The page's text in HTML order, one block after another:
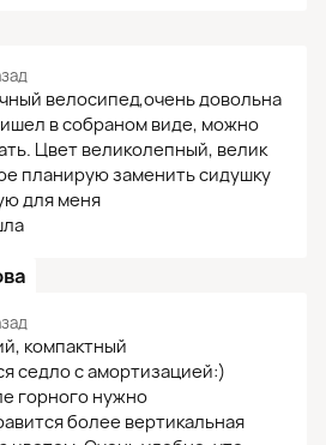
велосипед,очень довольна
в собраном виде, можно
Цвет великолепный, велик
планирую заменить сидушку
для меня
компактный
седло с амортизацией:)
горного нужно
более вертикальная